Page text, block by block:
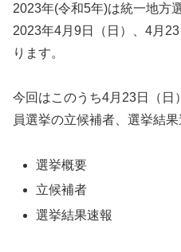
2023年(令和5年)は統一地方
2023年4月9日（日）、4月
ります。
今回はこのうち4月23日（日
員選挙の立候補者、選挙結
選挙概要
立候補者
選挙結果速報